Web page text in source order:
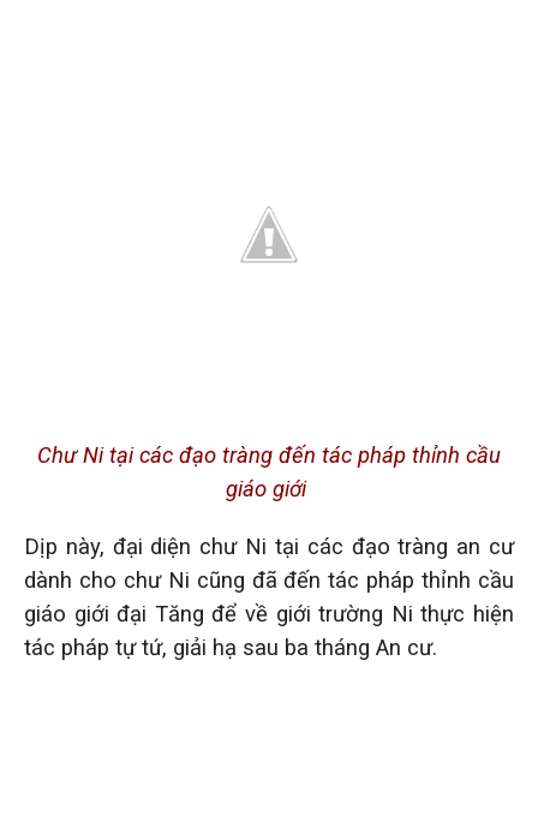
Chư Ni tại các đạo tràng đến tác pháp thỉnh cầu
giáo giới
Dịp này, đại diện chư Ni tại các đạo tràng an cư
dành cho chư Ni cũng đã đến tác pháp thỉnh cầu
giáo giới đại Tăng để về giới trường Ni thực hiện
tác pháp tự tứ, giải hạ sau ba tháng An cư.